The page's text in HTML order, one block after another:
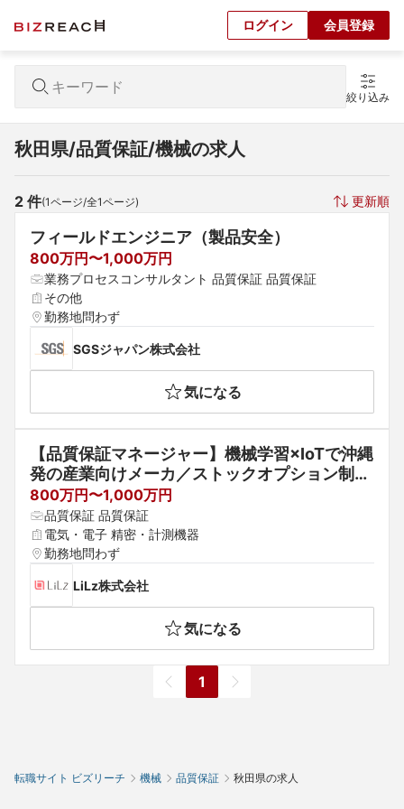
ログイン 会員登録
絞り込み
秋田県/品質保証/機械の求人
2 件(1ページ/全1ページ) 更新順
フィールドエンジニア（製品安全）
800万円〜1,000万円
業務プロセスコンサルタント 品質保証 品質保証
その他
勤務地問わず
SGSジャパン株式会社
気になる
【品質保証マネージャー】機械学習×IoTで沖縄
発の産業向けメーカ／ストックオプション制度
有
800万円〜1,000万円
品質保証 品質保証
電気・電子 精密・計測機器
勤務地問わず
LiLz株式会社
気になる
1
転職サイト ビズリーチ 機械 品質保証 秋田県の求人